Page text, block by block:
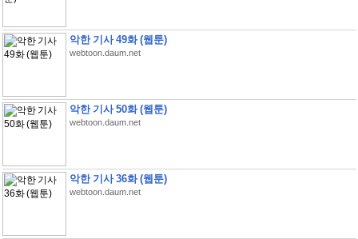
악한 기사 49화 (웹툰)
webtoon.daum.net
악한 기사 50화 (웹툰)
webtoon.daum.net
악한 기사 36화 (웹툰)
webtoon.daum.net